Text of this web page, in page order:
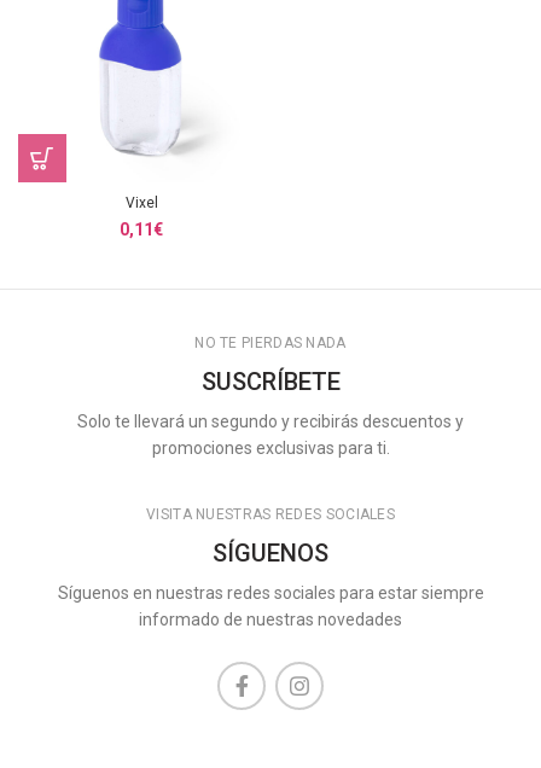
Vixel
0,11€
NO TE PIERDAS NADA
SUSCRÍBETE
Solo te llevará un segundo y recibirás descuentos y
promociones exclusivas para ti.
VISITA NUESTRAS REDES SOCIALES
SÍGUENOS
Síguenos en nuestras redes sociales para estar siempre
informado de nuestras novedades